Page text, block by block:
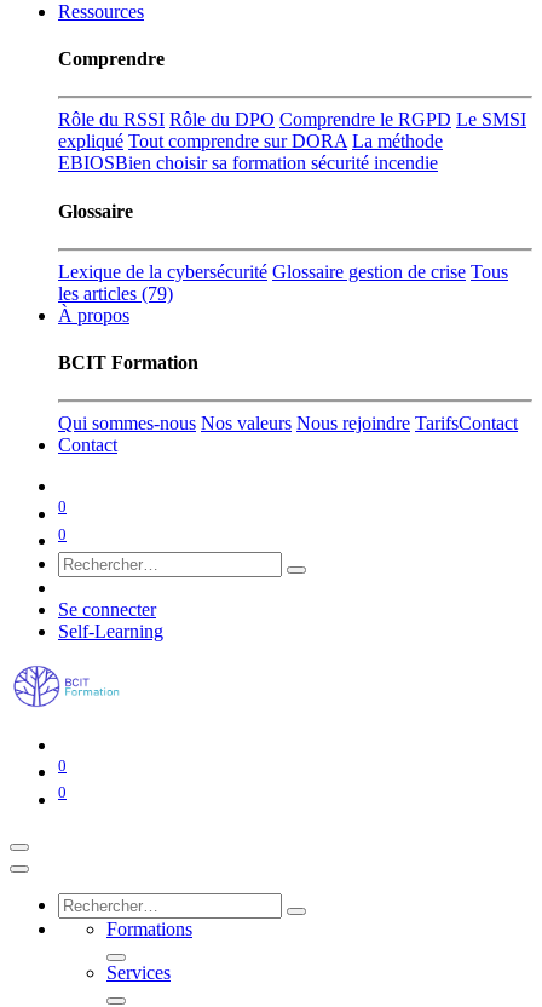
Ressources
Comprendre
Rôle du RSSI Rôle du DPO Comprendre le RGPD Le SMSI
expliqué Tout comprendre sur DORA La méthode
EBIOSBien choisir sa formation sécurité incendie
Glossaire
Lexique de la cybersécurité Glossaire gestion de crise Tous
les articles (79)
À propos
BCIT Formation
Qui sommes-nous Nos valeurs Nous rejoindre TarifsContact
Contact
0
0
Se connecter
Self-Learning
0
0
Formations
Services